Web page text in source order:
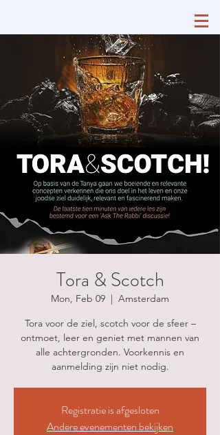
Tora & Scotch
Mon, Feb 09
  |
Amsterdam
Tora voor de ziel, scotch voor de sfeer –
ontmoet, leer en geniet met mannen van
alle achtergronden. Voorkennis en
aanmelding zijn niet nodig.
Registratie is afgesloten
Andere evenementen bekijken